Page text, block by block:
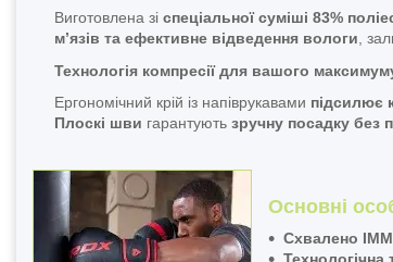
Виготовлена зі спеціальної суміші 83%
м’язів та ефективне відведення вологи ,
Технологія компресії для вашого
Ергономічний крій із напіврукавами підсилює
Плоскі шви гарантують зручну посадку без
Основні
Схвалено